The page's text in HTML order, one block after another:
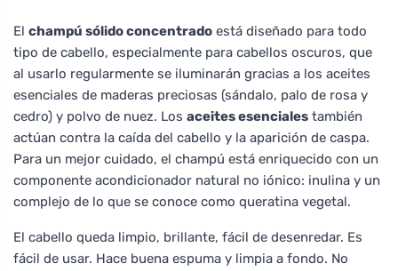
El champú sólido concentrado está diseñado para todo
tipo de cabello, especialmente para cabellos oscuros, que
al usarlo regularmente se iluminarán gracias a los aceites
esenciales de maderas preciosas (sándalo, palo de rosa y
cedro) y polvo de nuez. Los aceites esenciales también
actúan contra la caída del cabello y la aparición de caspa.
Para un mejor cuidado, el champú está enriquecido con un
componente acondicionador natural no iónico: inulina y un
complejo de lo que se conoce como queratina vegetal.
El cabello queda limpio, brillante, fácil de desenredar. Es
fácil de usar. Hace buena espuma y limpia a fondo. No